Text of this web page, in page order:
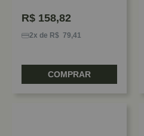
R$ 158,82
2x de R$ 79,41
COMPRAR